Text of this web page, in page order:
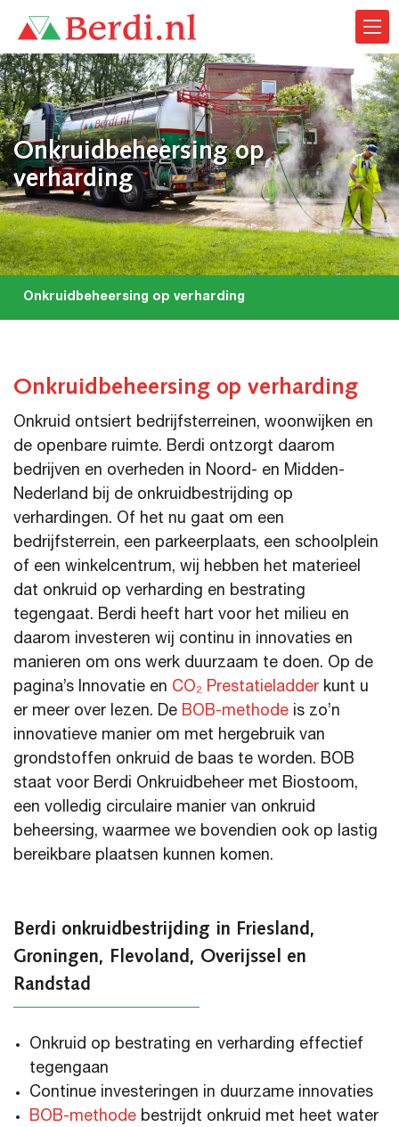
Onkruidbeheersing op
verharding
Onkruidbeheersing op verharding
Onkruidbeheersing op verharding
Onkruid ontsiert bedrijfsterreinen, woonwijken en
de openbare ruimte. Berdi ontzorgt daarom
bedrijven en overheden in Noord- en Midden-
Nederland bij de onkruidbestrijding op
verhardingen. Of het nu gaat om een
bedrijfsterrein, een parkeerplaats, een schoolplein
of een winkelcentrum, wij hebben het materieel
dat onkruid op verharding en bestrating
tegengaat. Berdi heeft hart voor het milieu en
daarom investeren wij continu in innovaties en
manieren om ons werk duurzaam te doen. Op de
pagina’s Innovatie en CO₂ Prestatieladder kunt u
er meer over lezen. De BOB-methode is zo’n
innovatieve manier om met hergebruik van
grondstoffen onkruid de baas te worden. BOB
staat voor Berdi Onkruidbeheer met Biostoom,
een volledig circulaire manier van onkruid
beheersing, waarmee we bovendien ook op lastig
bereikbare plaatsen kunnen komen.
Berdi onkruidbestrijding in Friesland,
Groningen, Flevoland, Overijssel en
Randstad
Onkruid op bestrating en verharding effectief
tegengaan
Continue investeringen in duurzame innovaties
BOB-methode bestrijdt onkruid met heet water